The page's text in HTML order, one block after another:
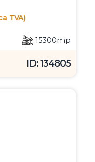
TVA)
15300mp
ID: 134805